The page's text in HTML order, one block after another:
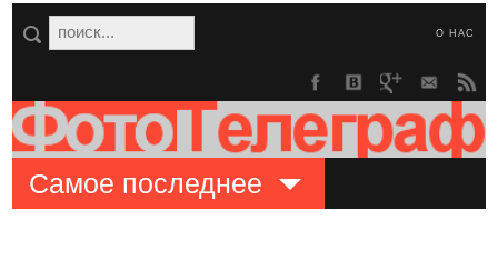
О НАС
Самое последнее